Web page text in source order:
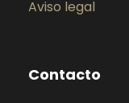
Aviso legal
Contacto